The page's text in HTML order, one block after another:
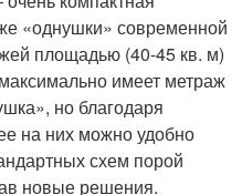
«однушки» современной
площадью (40-45 кв. м)
имеет метраж
но благодаря
на них можно удобно
схем порой
новые решения.